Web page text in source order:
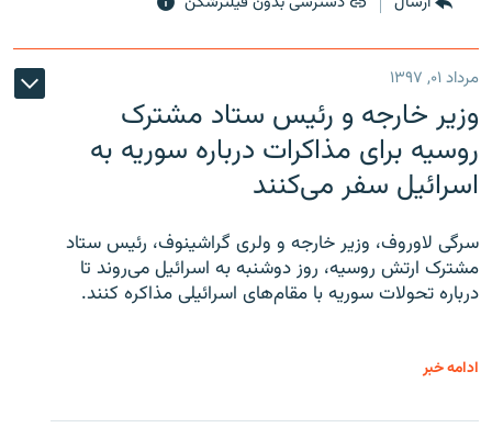
مرداد ۰۱, ۱۳۹۷
وزیر خارجه و رئیس‌ ستاد مشترک
روسیه برای مذاکرات درباره سوریه به
اسرائیل سفر می‌کنند
سرگی لاوروف، وزیر خارجه و ولری گراشینوف، رئیس ستاد
مشترک ارتش روسیه، روز دوشنبه به اسرائیل می‌روند تا
درباره تحولات سوریه با مقام‌های اسرائیلی مذاکره کنند.
ادامه خبر